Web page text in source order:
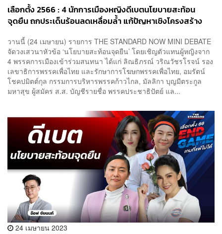
เลือกตั้ง 2566 : 4 นักการเมืองหญิงดีเบตนโยบายสะท้อน
จุดยืน ถกประเด็นร้อนลดเหลื่อมล้ำ แก้ปัญหาเชิงโครงสร้าง
วานนี้ (24 เมษายน) รายการ THE STANDARD NOW MINI DEBATE
จัดวงเสวนาหัวข้อ ‘นโยบายสะท้อนจุดยืน’ โดยเชิญตัวแทนผู้หญิงจาก
4 พรรคการเมืองเข้าร่วมสนทนา ได้แก่ ลิณธิภรณ์ วริณวัชรโรจน์ รอง
เลขาธิการพรรคเพื่อไทย และรักษาการโฆษกพรรคเพื่อไทย, อมรัตน์
โชคปมิตต์กุล กรรมการบริหารพรรคก้าวไกล, มัลลิกา บุญมีตระกูล
มหาสุข ผู้สมัคร ส.ส. บัญชีรายชื่อ พรรคประชาธิปัตย์ แล...
24 เมษายน 2023